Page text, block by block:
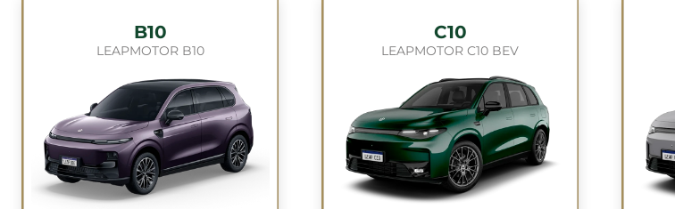
B10
LEAPMOTOR B10
C10
LEAPMOTOR C10 BEV